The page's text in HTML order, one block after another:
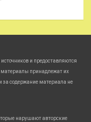
и предоставляются
материалы принадлежат их
за содержание материала не
нарушают авторские